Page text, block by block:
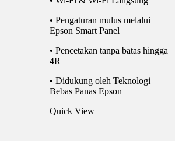
• Pengaturan mulus melalui
Epson Smart Panel
• Pencetakan tanpa batas hingga
4R
• Didukung oleh Teknologi
Bebas Panas Epson
Quick View